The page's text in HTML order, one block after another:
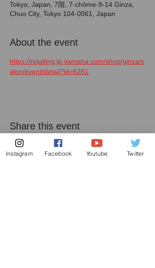
Tokyo, Japan, 7階, 7-chōme-9-14 Ginza,
Chuo City, Tokyo 104-0061, Japan
About the event
https://retailing.jp.yamaha.com/shop/ginza/s
alon/event/detail?id=6281
Share this event
Instagram Facebook Youtube Twitter